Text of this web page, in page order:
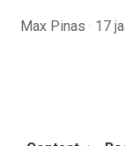
Max Pinas · 17